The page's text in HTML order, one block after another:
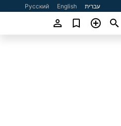
עברית English
Русский